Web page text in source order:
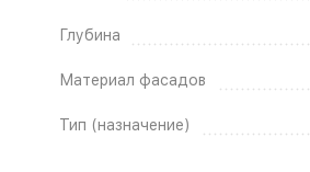
Глубина
Материал фасадов
Тип (назначение)